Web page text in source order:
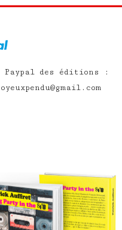
Paypal des éditions :